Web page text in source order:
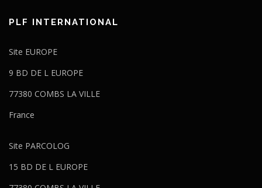
PLF INTERNATIONAL
Site EUROPE
9 BD DE L EUROPE
77380 COMBS LA VILLE
France
Site PARCOLOG
15 BD DE L EUROPE